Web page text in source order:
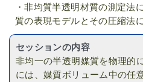
・非均質半透明材質の測定法
質の表現モデルとその圧縮法
セッションの内容
非均一の半透明媒質を物理的
には、媒質ボリューム中の任